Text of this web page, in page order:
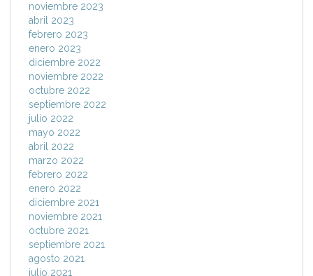
noviembre 2023
abril 2023
febrero 2023
enero 2023
diciembre 2022
noviembre 2022
octubre 2022
septiembre 2022
julio 2022
mayo 2022
abril 2022
marzo 2022
febrero 2022
enero 2022
diciembre 2021
noviembre 2021
octubre 2021
septiembre 2021
agosto 2021
julio 2021